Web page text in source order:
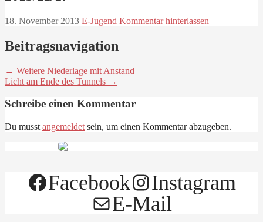
18. November 2013 E-Jugend Kommentar hinterlassen
Beitragsnavigation
← Weitere Niederlage mit Anstand
Licht am Ende des Tunnels →
Schreibe einen Kommentar
Du musst angemeldet sein, um einen Kommentar abzugeben.
Facebook
Instagram
E-Mail